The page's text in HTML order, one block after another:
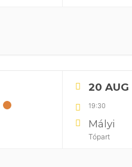
20 AUG
19:30
Mályi
Tópart